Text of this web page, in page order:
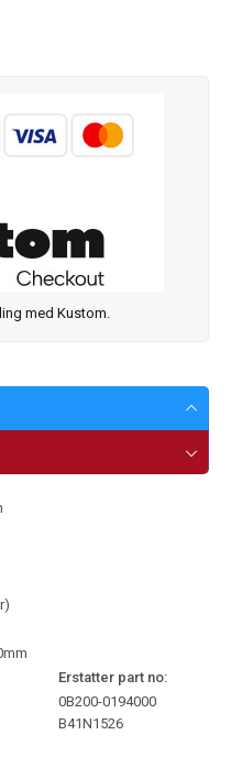
med Kustom.
Erstatter part no:
0B200-0194000
B41N1526